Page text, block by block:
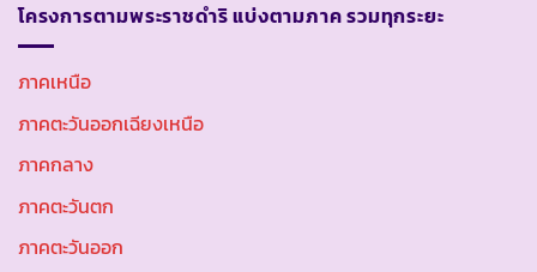
โครงการตามพระราชดำริ แบ่งตามภาค รวมทุกระยะ
ภาคเหนือ
ภาคตะวันออกเฉียงเหนือ
ภาคกลาง
ภาคตะวันตก
ภาคตะวันออก